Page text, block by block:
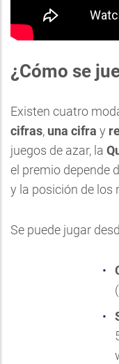
¿Cómo se
Existen cuatro
cifras, una cifra y
juegos de azar, la
el premio depende
y la posición de los
Se puede jugar